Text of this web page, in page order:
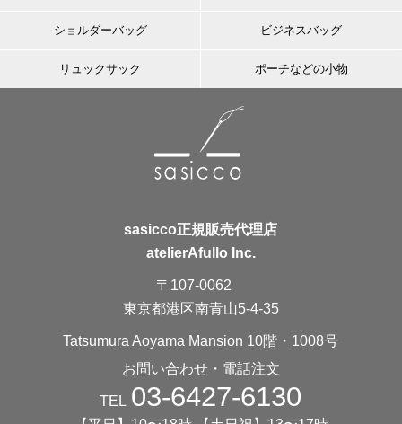
ショルダーバッグ ビジネスバッグ
リュックサック ポーチなどの小物
sasicco正規販売代理店
atelierAfullo Inc.
〒107-0062
東京都港区南青山5-4-35
Tatsumura Aoyama Mansion 10階・1008号
お問い合わせ・電話注文
TEL 03-6427-6130